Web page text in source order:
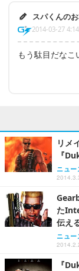
スパくんの
2014-03-27
もう駄目だなこ
リメ
『
ニュー
た
伝え
ニュー
『